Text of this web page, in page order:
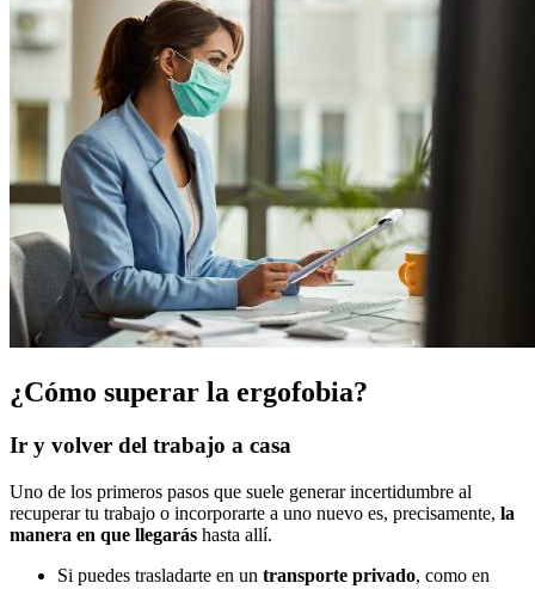
¿Cómo superar la ergofobia?
Ir y volver del trabajo a casa
Uno de los primeros pasos que suele generar incertidumbre al
recuperar tu trabajo o incorporarte a uno nuevo es, precisamente, la
manera en que llegarás hasta allí.
Si puedes trasladarte en un transporte privado, como en